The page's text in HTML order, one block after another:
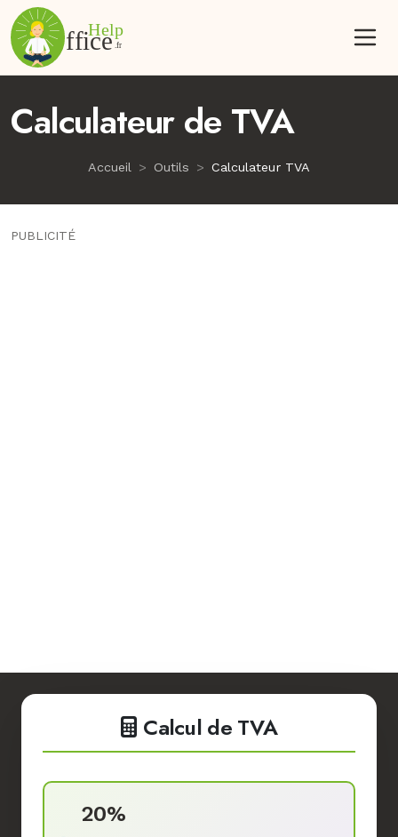
Calculateur de TVA
Accueil Outils Calculateur TVA
PUBLICITÉ
Calcul de TVA
20%